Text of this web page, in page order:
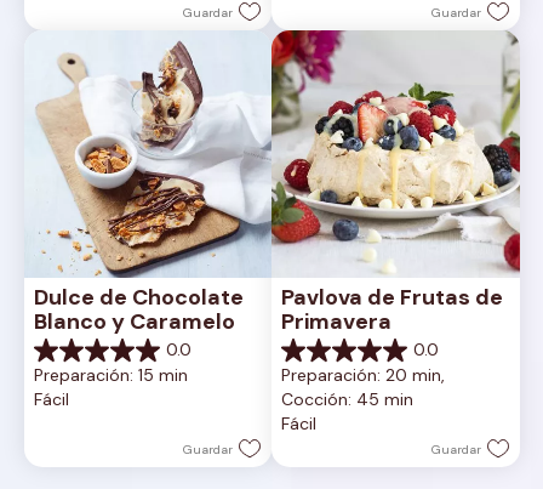
Guardar Guardar
Dulce de Chocolate
Blanco y Caramelo
0.0
0.0
de
5
Preparación: 15 min
Fácil
Guardar
Pavlova de Frutas de
Primavera
0.0
0.0
de
5
estrellas.
Preparación: 20 min,
Cocción: 45 min
Fácil
Guardar